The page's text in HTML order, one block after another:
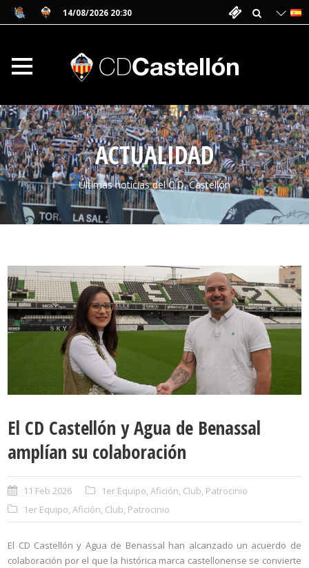
14/08/2026 20:30
ACTUALIDAD
Últimas noticias del C.D. Castellón
El CD Castellón y Agua de Benassal
amplían su colaboración
11 Feb 2026 1er Equipo, Afición, Club, Patrocinio
1er Equipo, Afición, Club, Patrocinio
El CD Castellón y Agua de Benassal han alcanzado un acuerdo de
colaboración por el que la histórica marca castellonense se convierte